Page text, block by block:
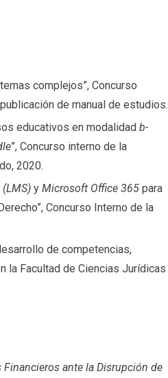
complejos”, Concurso
de manual de estudios.
educativos en modalidadb-
”, Concurso interno de la
2020.
yMicrosoft Office 365 para
Concurso Interno de la
de competencias,
la Facultad de Ciencias Jurídicas
Financieros ante la Disrupción de